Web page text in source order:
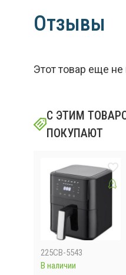
Отзывы
Этот товар еще
С ЭТИМ
ПОКУПАЮТ
225СВ-5543
В наличии